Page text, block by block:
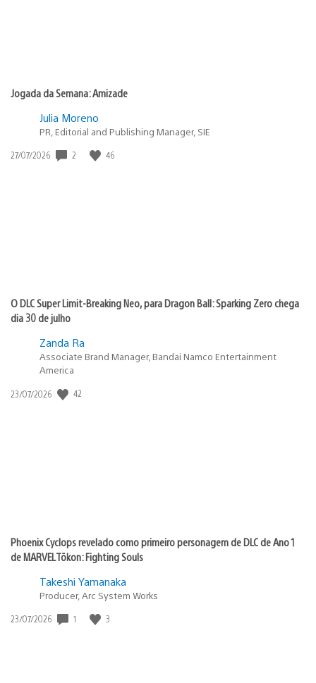
Jogada da Semana: Amizade
Julia Moreno
PR, Editorial and Publishing Manager, SIE
Data
27/07/2026 2 46
O DLC Super Limit-Breaking Neo, para Dragon Ball: Sparking Zero chega
dia 30 de julho
Zanda Ra
Associate Brand Manager, Bandai Namco Entertainment
America
Data
23/07/2026 42
Phoenix Cyclops revelado como primeiro personagem de DLC de Ano 1
de MARVEL Tōkon: Fighting Souls
Takeshi Yamanaka
Producer, Arc System Works
Data
23/07/2026 1 3